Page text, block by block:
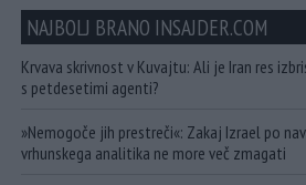
NAJBOLJ BRANO INSAJDER.COM
Krvava skrivnost v Kuvajtu: Ali je Iran res
s petdesetimi agenti?
»Nemogoče jih prestreči«: Zakaj Izrael po
vrhunskega analitika ne more več zmagati